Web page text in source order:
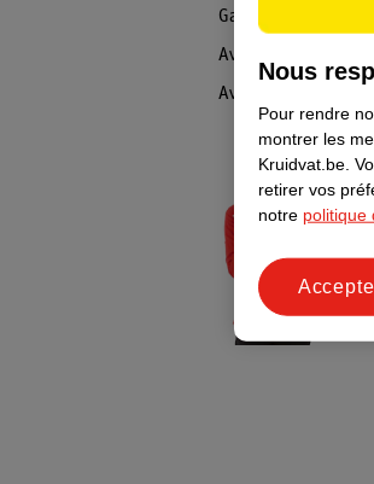
Garantie
Avis de sécurité
Avis
Nous
Pour rendre
montrer les
Kruidvat.be.
retirer vos
notre politique